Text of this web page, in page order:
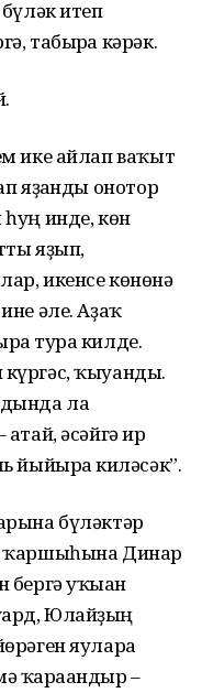
итеп
табырға кәрәк.
ике айлап ваҡыт
яҙғанды онотор
инде, көн
яҙып,
икенсе көнөнә
әле. Аҙаҡ
тура килде.
ҡыуанды.
ла
әсәйгә ир
йыйырға киләсәк”.
бүләктәр
ҡаршыһына Динар
уҡыған
Юлайҙың
яуларға
ҡарағандыр –